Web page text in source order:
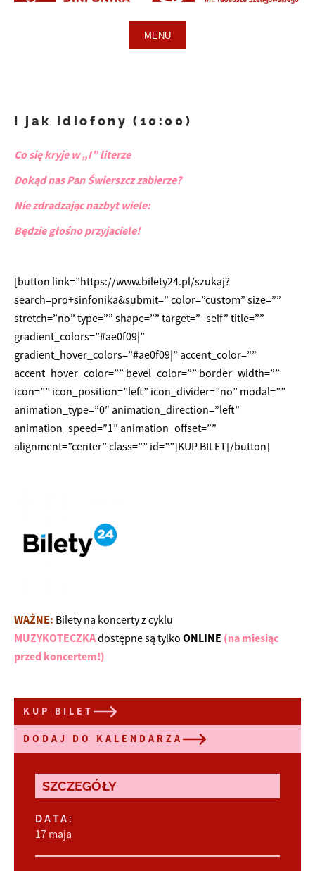
MENU
I jak idiofony (10:00)
Co się kryje w „I” literze
Dokąd nas Pan Świerszcz zabierze?
Nie zdradzając nazbyt wiele:
Będzie głośno przyjaciele!
[button link=”https://www.bilety24.pl/szukaj?
search=pro+sinfonika&submit=” color=”custom” size=””
stretch=”no” type=”” shape=”” target=”_self” title=””
gradient_colors=”#ae0f09|”
gradient_hover_colors=”#ae0f09|” accent_color=””
accent_hover_color=”” bevel_color=”” border_width=””
icon=”” icon_position=”left” icon_divider=”no” modal=””
animation_type=”0″ animation_direction=”left”
animation_speed=”1″ animation_offset=””
alignment=”center” class=”” id=””]KUP BILET[/button]
WAŻNE: Bilety na koncerty z cyklu
MUZYKOTECZKAdostępne są tylko ONLINE (na miesiąc
przed koncertem!)
KUP BILET
DODAJ DO KALENDARZA
SZCZEGÓŁY
DATA:
17 maja